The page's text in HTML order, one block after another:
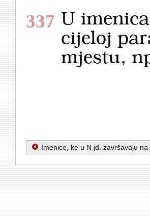
337 U
cijeloj
mjestu,
Imenice, ke u N jd. završavaju na